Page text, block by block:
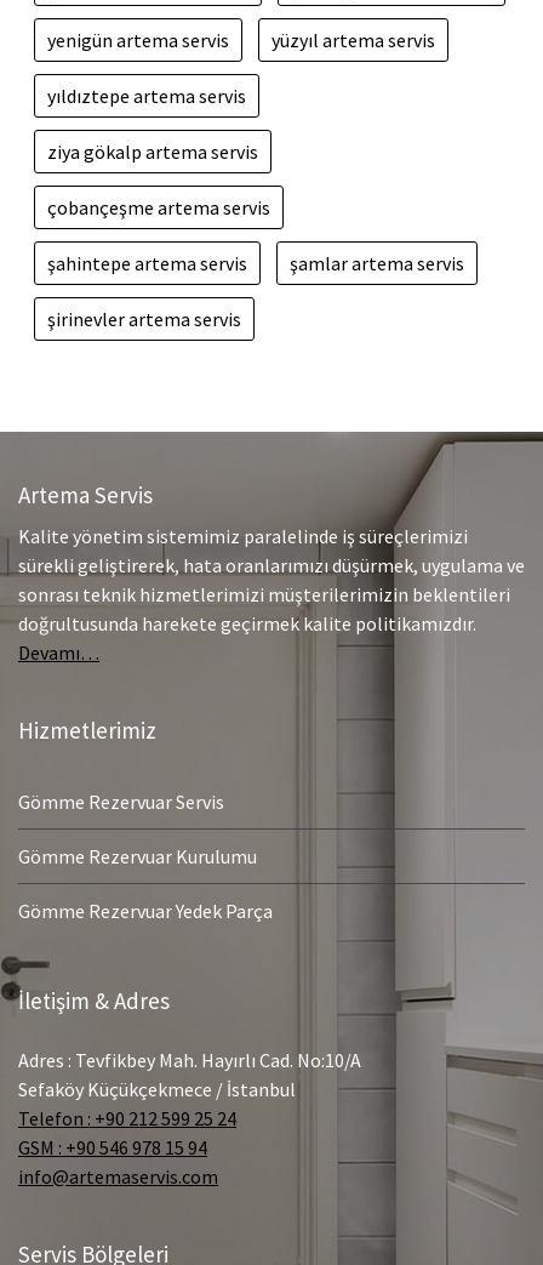
yenigün artema servis yüzyıl artema servis
yıldıztepe artema servis
ziya gökalp artema servis
çobançeşme artema servis
şahintepe artema servis şamlar artema servis
şirinevler artema servis
Artema Servis
Kalite yönetim sistemimiz paralelinde iş süreçlerimizi
sürekli geliştirerek, hata oranlarımızı düşürmek, uygulama ve
sonrası teknik hizmetlerimizi müşterilerimizin beklentileri
doğrultusunda harekete geçirmek kalite politikamızdır.
Devamı…
Hizmetlerimiz
Gömme Rezervuar Servis
Gömme Rezervuar Kurulumu
Gömme Rezervuar Yedek Parça
İletişim & Adres
Adres : Tevfikbey Mah. Hayırlı Cad. No:10/A
Sefaköy Küçükçekmece / İstanbul
Telefon : +90 212 599 25 24
GSM : +90 546 978 15 94
info@artemaservis.com
Servis Bölgeleri